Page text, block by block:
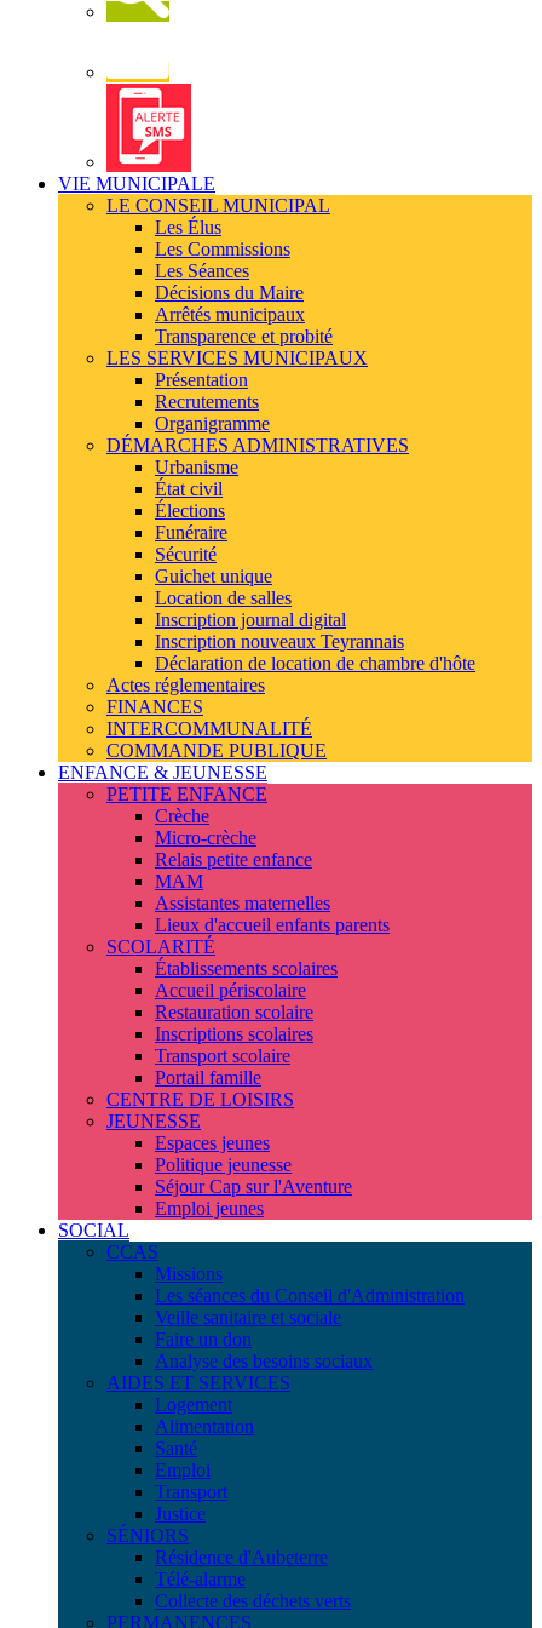
Alerte
SMS
VIE MUNICIPALE
LE CONSEIL MUNICIPAL
Les Élus
Les Commissions
Les Séances
Décisions du Maire
Arrêtés municipaux
Transparence et probité
LES SERVICES MUNICIPAUX
Présentation
Recrutements
Organigramme
DÉMARCHES ADMINISTRATIVES
Urbanisme
État civil
Élections
Funéraire
Sécurité
Guichet unique
Location de salles
Inscription journal digital
Inscription nouveaux Teyrannais
Déclaration de location de chambre d'hôte
Actes réglementaires
FINANCES
INTERCOMMUNALITÉ
COMMANDE PUBLIQUE
ENFANCE & JEUNESSE
PETITE ENFANCE
Crèche
Micro-crèche
Relais petite enfance
MAM
Assistantes maternelles
Lieux d'accueil enfants parents
SCOLARITÉ
Établissements scolaires
Accueil périscolaire
Restauration scolaire
Inscriptions scolaires
Transport scolaire
Portail famille
CENTRE DE LOISIRS
JEUNESSE
Espaces jeunes
Politique jeunesse
Séjour Cap sur l'Aventure
Emploi jeunes
SOCIAL
CCAS
Missions
Les séances du Conseil d'Administration
Veille sanitaire et sociale
Faire un don
Analyse des besoins sociaux
AIDES ET SERVICES
Logement
Alimentation
Santé
Emploi
Transport
Justice
SÉNIORS
Résidence d'Aubeterre
Télé-alarme
Collecte des déchets verts
PERMANENCES